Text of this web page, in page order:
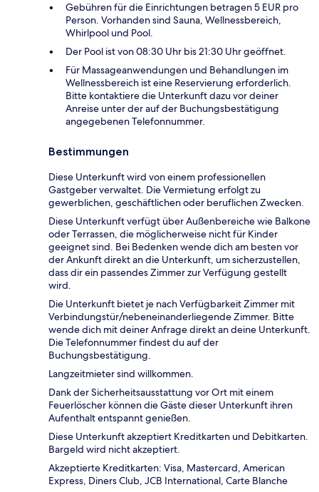
Gebühren für die Einrichtungen betragen 5 EUR pro
Person. Vorhanden sind Sauna, Wellnessbereich,
Whirlpool und Pool.
Der Pool ist von 08:30 Uhr bis 21:30 Uhr geöffnet.
Für Massageanwendungen und Behandlungen im
Wellnessbereich ist eine Reservierung erforderlich.
Bitte kontaktiere die Unterkunft dazu vor deiner
Anreise unter der auf der Buchungsbestätigung
angegebenen Telefonnummer.
Bestimmungen
Diese Unterkunft wird von einem professionellen
Gastgeber verwaltet. Die Vermietung erfolgt zu
gewerblichen, geschäftlichen oder beruflichen Zwecken.
Diese Unterkunft verfügt über Außenbereiche wie Balkone
oder Terrassen, die möglicherweise nicht für Kinder
geeignet sind. Bei Bedenken wende dich am besten vor
der Ankunft direkt an die Unterkunft, um sicherzustellen,
dass dir ein passendes Zimmer zur Verfügung gestellt
wird.
Die Unterkunft bietet je nach Verfügbarkeit Zimmer mit
Verbindungstür/nebeneinanderliegende Zimmer. Bitte
wende dich mit deiner Anfrage direkt an deine Unterkunft.
Die Telefonnummer findest du auf der
Buchungsbestätigung.
Langzeitmieter sind willkommen.
Dank der Sicherheitsausstattung vor Ort mit einem
Feuerlöscher können die Gäste dieser Unterkunft ihren
Aufenthalt entspannt genießen.
Diese Unterkunft akzeptiert Kreditkarten und Debitkarten.
Bargeld wird nicht akzeptiert.
Akzeptierte Kreditkarten: Visa, Mastercard, American
Express, Diners Club, JCB International, Carte Blanche